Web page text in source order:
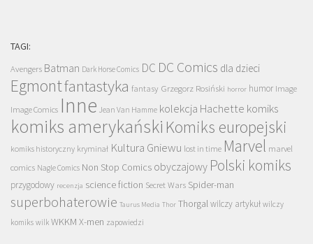
TAGI:
Avengers Batman Dark Horse Comics DC DC Comics dla dzieci
Egmontfantastyka fantasy Grzegorz Rosiński horror humor Image
Image Comics Inne Jean Van Hamme kolekcja Hachette komiks
komiks amerykański Komiks europejski
komiks historyczny kryminał Kultura Gniewu lost in time Marvel marvel
comics Nagle Comics Non Stop Comics obyczajowy Polski komiks
przygodowy recenzja science fiction Secret Wars Spider-man
superbohaterowie Taurus Media Thor Thorgalwilczy artykuł wilczy
komiks wilk WKKM X-men zapowiedzi